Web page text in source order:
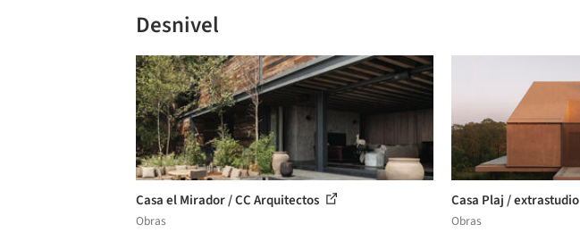
Desnivel
Casa el Mirador / CC Arquitectos
Obras
Casa Plaj / extrastudio
Obras